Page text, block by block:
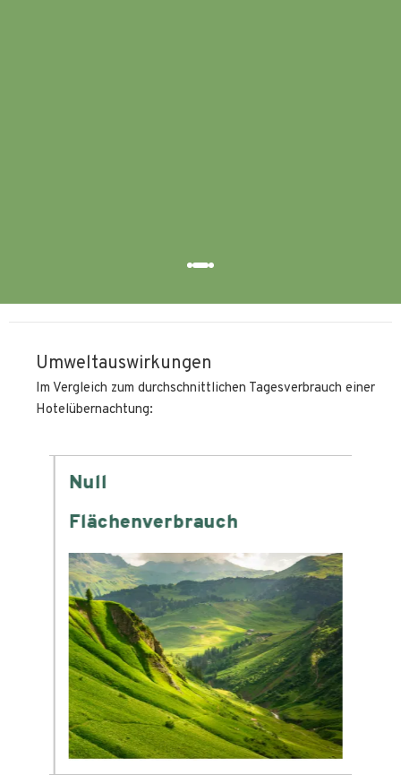
Umweltauswirkungen
Im Vergleich zum durchschnittlichen Tagesverbrauch einer
Hotelübernachtung:
Null
Flächenverbrauch